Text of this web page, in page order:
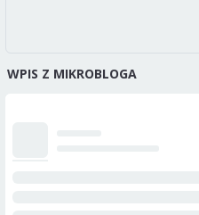
WPIS Z MIKROBLOGA